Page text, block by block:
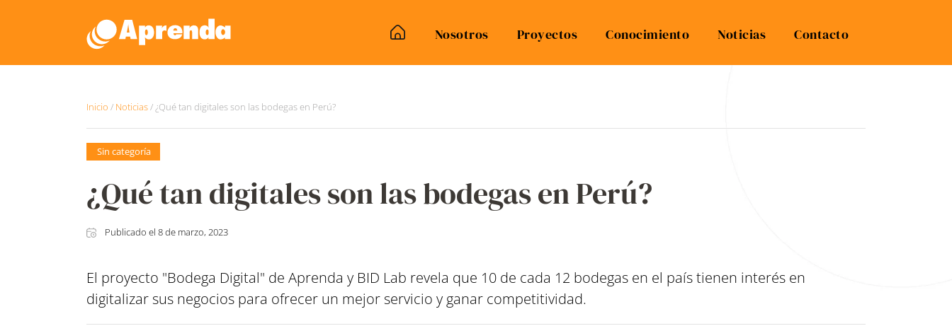
Nosotros Proyectos Conocimiento Noticias Contacto
Inicio / Noticias/ ¿Qué tan digitales son las bodegas en Perú?
Sin categoría
¿Qué tan digitales son las bodegas en Perú?
Publicado el 8 de marzo, 2023
El proyecto "Bodega Digital" de Aprenda y BID Lab revela que 10 de cada 12 bodegas en el país tienen interés en
digitalizar sus negocios para ofrecer un mejor servicio y ganar competitividad.